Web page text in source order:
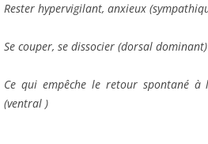
Rester hypervigilant, anxieux
Se couper, se dissocier (dorsal dominant)
Ce qui empêche le retour spontané
(ventral )